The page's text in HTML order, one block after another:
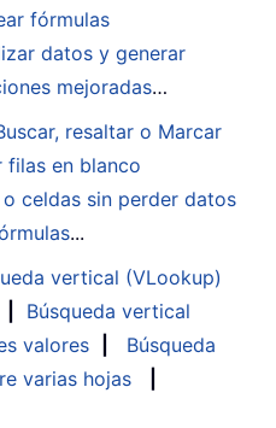
fórmulas
datos y generar
mejoradas…
resaltar o Marcar
filas en blanco
celdas sin perder datos
...
vertical (VLookup)
Búsqueda vertical
valores
Búsqueda
varias hojas